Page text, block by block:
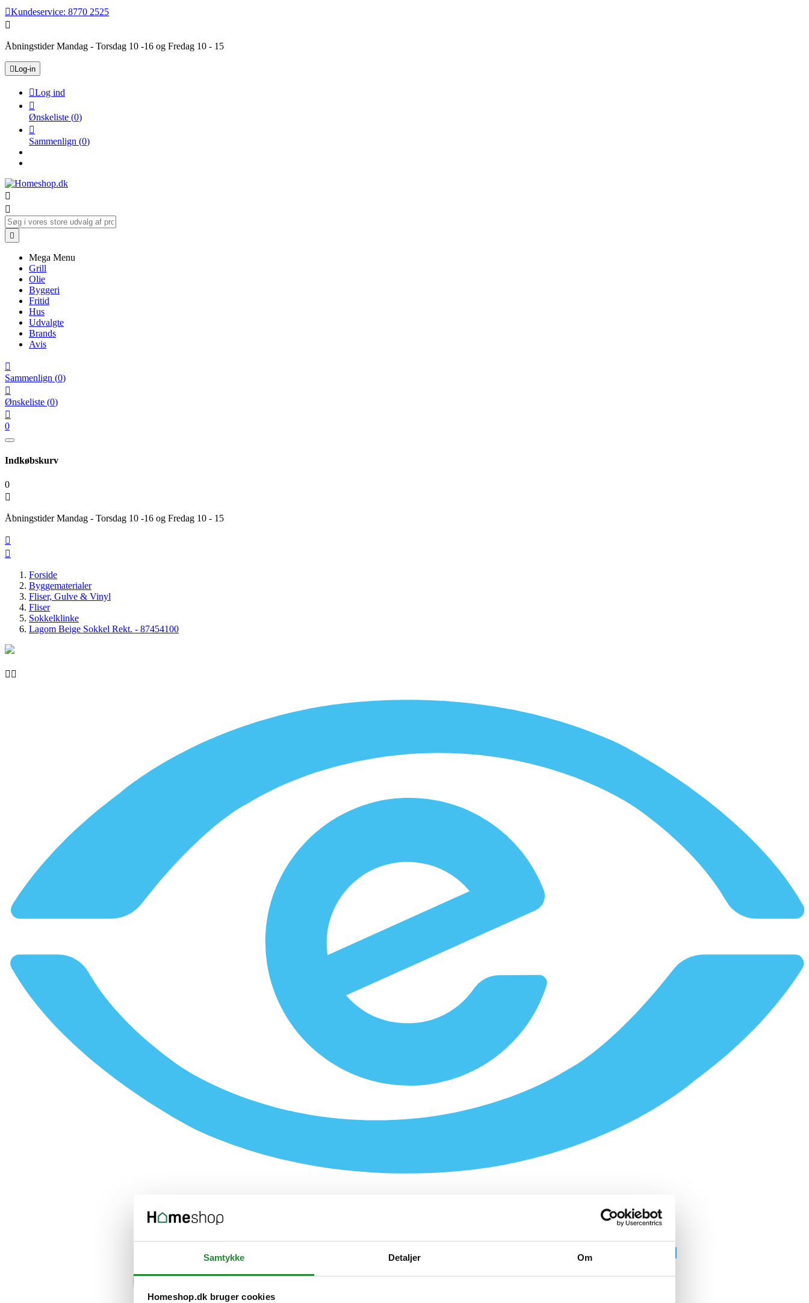
Samtykke Detaljer Om
Homeshop.dk bruger cookies
Kundeservice: 8770 2525

Åbningstider Mandag - Torsdag 10 -16 og Fredag 10 - 15
 Log-in
Log ind

Ønskeliste (0)

Sammenlign (0)



Mega Menu
Grill
Olie
Byggeri
Fritid
Hus
Udvalgte
Brands
Avis

Sammenlign (0)

Ønskeliste (0)

0
Indkøbskurv
0

Åbningstider Mandag - Torsdag 10 -16 og Fredag 10 - 15


Forside
Byggematerialer
Fliser, Gulve & Vinyl
Fliser
Sokkelklinke
Lagom Beige Sokkel Rekt. - 87454100
 